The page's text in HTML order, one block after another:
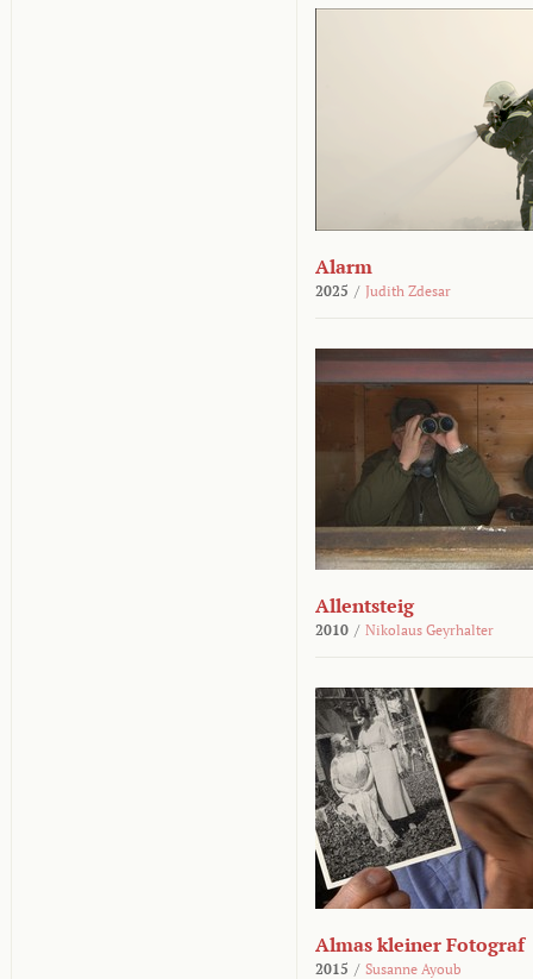
Alarm
2025 / Judith Zdesar
Allentsteig
2010 / Nikolaus Geyrhalter
Almas kleiner Fotograf
2015 / Susanne Ayoub